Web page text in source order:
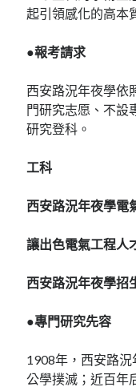
起引領感化的高本
●報考請求
西安路況年夜學依
門研究志愿、不設
研究登科。
工科
西安路況年夜學電
讓出色電氣工程人
西安路況年夜學招
●專門研究先容
1908年，西安路
公學撲滅；近百年